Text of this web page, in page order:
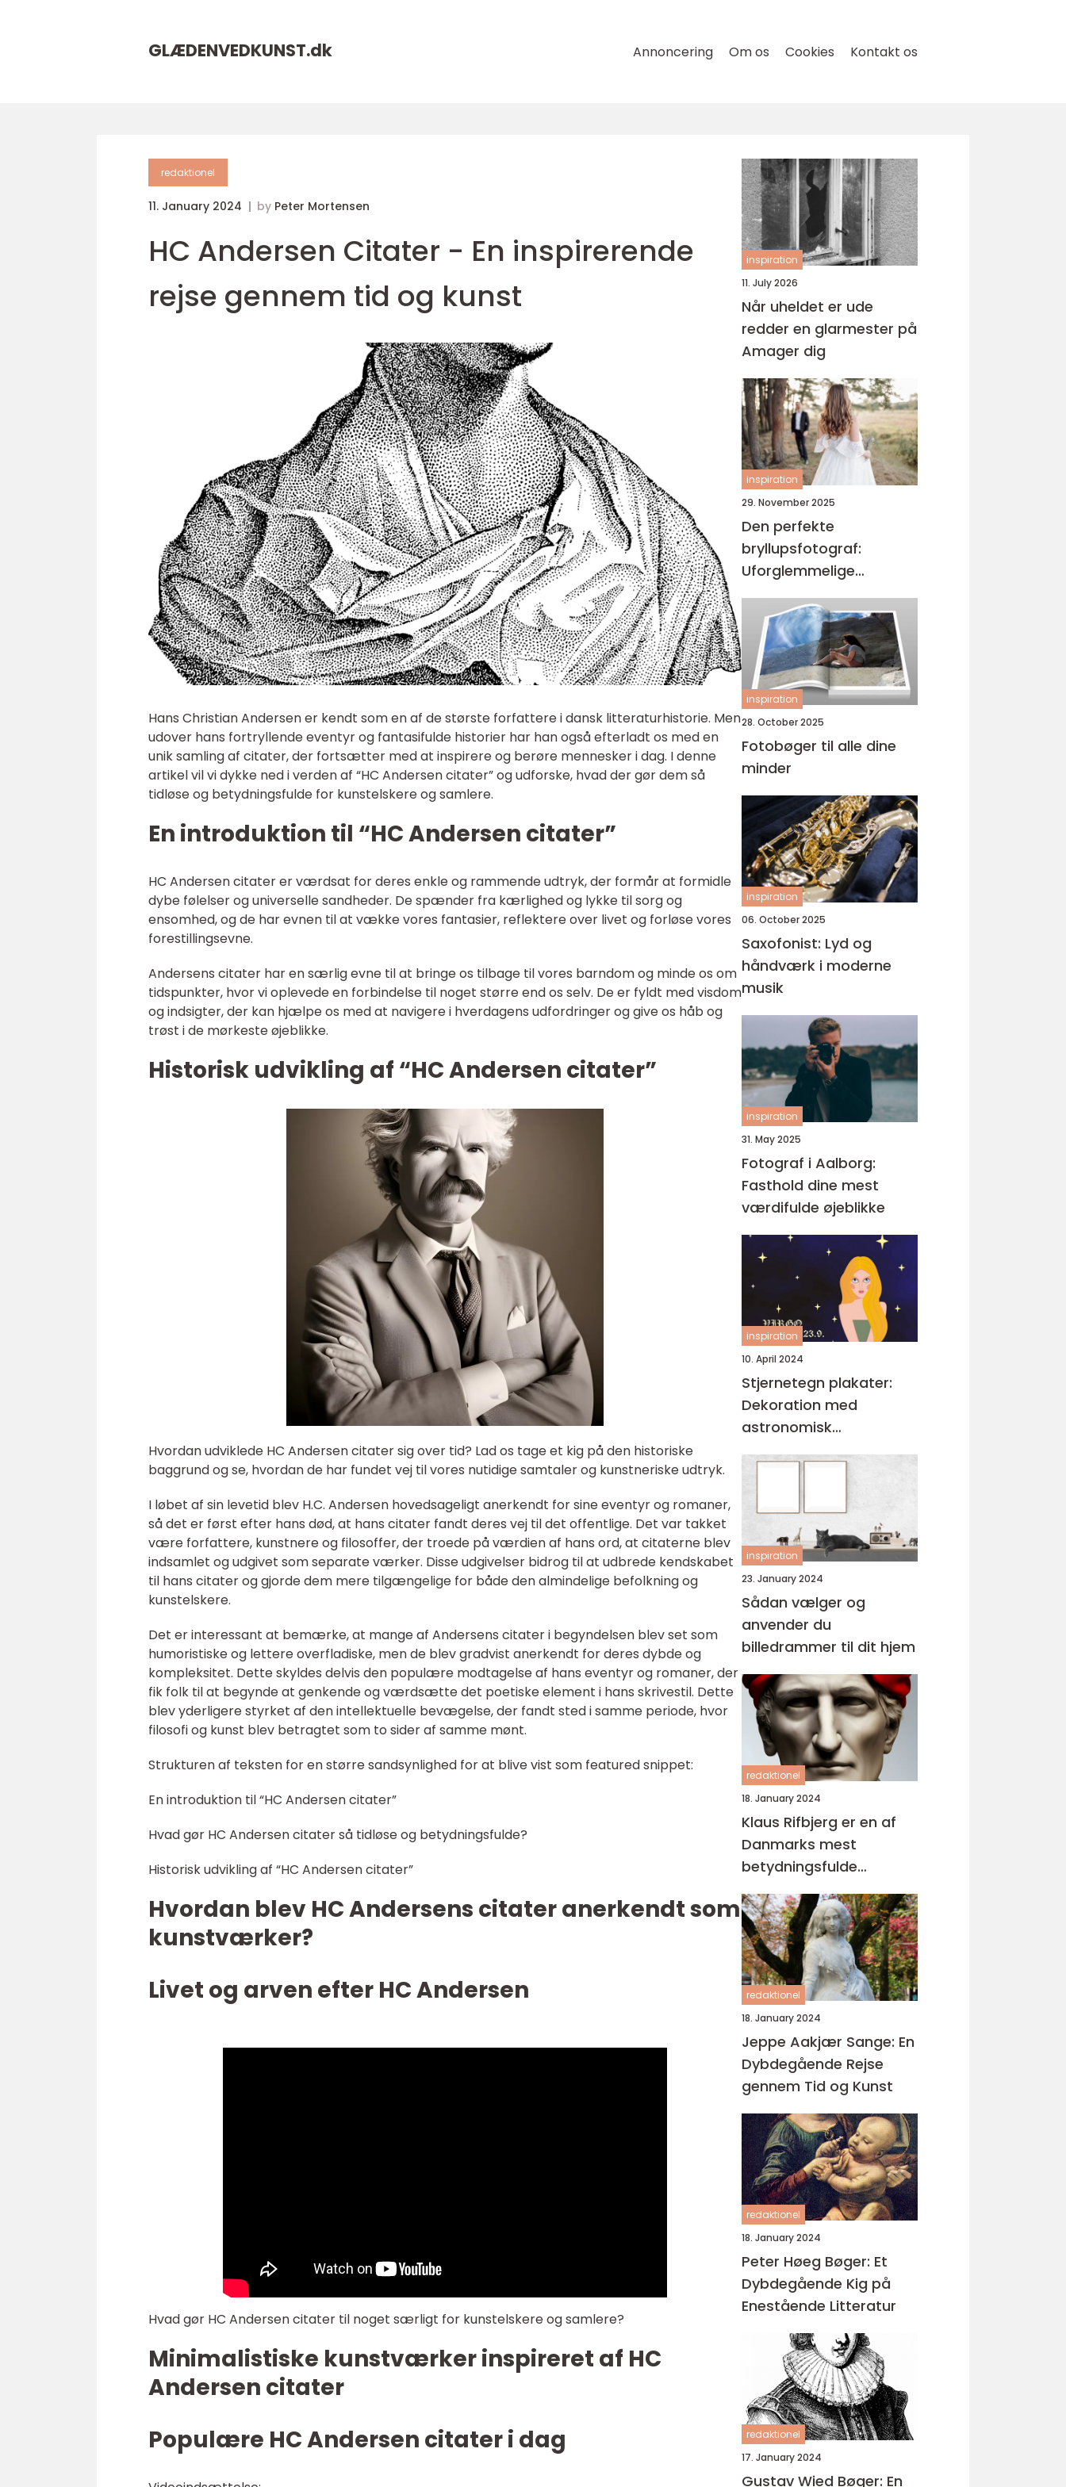
GLÆDENVEDKUNST.dk Annoncering Om os Cookies Kontakt os
redaktionel
11. January 2024 by Peter Mortensen
HC Andersen Citater - En inspirerende
rejse gennem tid og kunst
Hans Christian Andersen er kendt som en af de største forfattere i dansk litteraturhistorie. Men
udover hans fortryllende eventyr og fantasifulde historier har han også efterladt os med en
unik samling af citater, der fortsætter med at inspirere og berøre mennesker i dag. I denne
artikel vil vi dykke ned i verden af “HC Andersen citater” og udforske, hvad der gør dem så
tidløse og betydningsfulde for kunstelskere og samlere.
En introduktion til “HC Andersen citater”
HC Andersen citater er værdsat for deres enkle og rammende udtryk, der formår at formidle
dybe følelser og universelle sandheder. De spænder fra kærlighed og lykke til sorg og
ensomhed, og de har evnen til at vække vores fantasier, reflektere over livet og forløse vores
forestillingsevne.
Andersens citater har en særlig evne til at bringe os tilbage til vores barndom og minde os om
tidspunkter, hvor vi oplevede en forbindelse til noget større end os selv. De er fyldt med visdom
og indsigter, der kan hjælpe os med at navigere i hverdagens udfordringer og give os håb og
trøst i de mørkeste øjeblikke.
Historisk udvikling af “HC Andersen citater”
Hvordan udviklede HC Andersen citater sig over tid? Lad os tage et kig på den historiske
baggrund og se, hvordan de har fundet vej til vores nutidige samtaler og kunstneriske udtryk.
I løbet af sin levetid blev H.C. Andersen hovedsageligt anerkendt for sine eventyr og romaner,
så det er først efter hans død, at hans citater fandt deres vej til det offentlige. Det var takket
være forfattere, kunstnere og filosoffer, der troede på værdien af hans ord, at citaterne blev
indsamlet og udgivet som separate værker. Disse udgivelser bidrog til at udbrede kendskabet
til hans citater og gjorde dem mere tilgængelige for både den almindelige befolkning og
kunstelskere.
Det er interessant at bemærke, at mange af Andersens citater i begyndelsen blev set som
humoristiske og lettere overfladiske, men de blev gradvist anerkendt for deres dybde og
kompleksitet. Dette skyldes delvis den populære modtagelse af hans eventyr og romaner, der
fik folk til at begynde at genkende og værdsætte det poetiske element i hans skrivestil. Dette
blev yderligere styrket af den intellektuelle bevægelse, der fandt sted i samme periode, hvor
filosofi og kunst blev betragtet som to sider af samme mønt.
Strukturen af teksten for en større sandsynlighed for at blive vist som featured snippet:
En introduktion til “HC Andersen citater”
Hvad gør HC Andersen citater så tidløse og betydningsfulde?
Historisk udvikling af “HC Andersen citater”
Hvordan blev HC Andersens citater anerkendt som
kunstværker?
Livet og arven efter HC Andersen
Hvad gør HC Andersen citater til noget særligt for kunstelskere og samlere?
Minimalistiske kunstværker inspireret af HC
Andersen citater
Populære HC Andersen citater i dag
inspiration
11. July 2026
Når uheldet er ude
redder en glarmester på
Amager dig
inspiration
29. November 2025
Den perfekte
bryllupsfotograf:
Uforglemmelige
øjeblikke
inspiration
28. October 2025
Fotobøger til alle dine
minder
inspiration
06. October 2025
Saxofonist: Lyd og
håndværk i moderne
musik
inspiration
31. May 2025
Fotograf i Aalborg:
Fasthold dine mest
værdifulde øjeblikke
inspiration
10. April 2024
Stjernetegn plakater:
Dekoration med
astronomisk
personlighed
inspiration
23. January 2024
Sådan vælger og
anvender du
billedrammer til dit hjem
redaktionel
18. January 2024
Klaus Rifbjerg er en af
Danmarks mest
betydningsfulde
forfattere og digtere,
der har skabt en
imponerende samling af
bøger i sin karriere
redaktionel
18. January 2024
Jeppe Aakjær Sange: En
Dybdegående Rejse
gennem Tid og Kunst
redaktionel
18. January 2024
Peter Høeg Bøger: Et
Dybdegående Kig på
Enestående Litteratur
redaktionel
17. January 2024
Gustav Wied Bøger: En